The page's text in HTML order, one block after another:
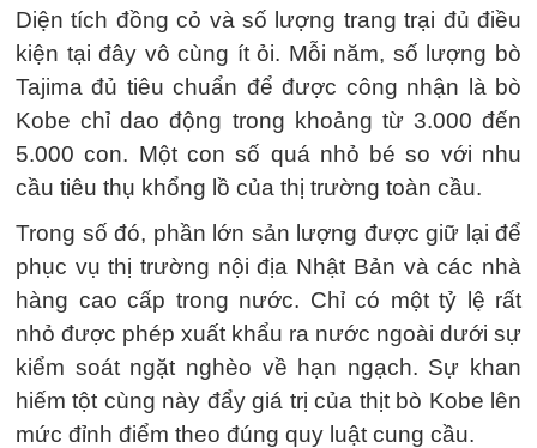
Diện tích đồng cỏ và số lượng trang trại đủ điều
kiện tại đây vô cùng ít ỏi. Mỗi năm, số lượng bò
Tajima đủ tiêu chuẩn để được công nhận là bò
Kobe chỉ dao động trong khoảng từ 3.000 đến
5.000 con. Một con số quá nhỏ bé so với nhu
cầu tiêu thụ khổng lồ của thị trường toàn cầu.
Trong số đó, phần lớn sản lượng được giữ lại để
phục vụ thị trường nội địa Nhật Bản và các nhà
hàng cao cấp trong nước. Chỉ có một tỷ lệ rất
nhỏ được phép xuất khẩu ra nước ngoài dưới sự
kiểm soát ngặt nghèo về hạn ngạch. Sự khan
hiếm tột cùng này đẩy giá trị của thịt bò Kobe lên
mức đỉnh điểm theo đúng quy luật cung cầu.